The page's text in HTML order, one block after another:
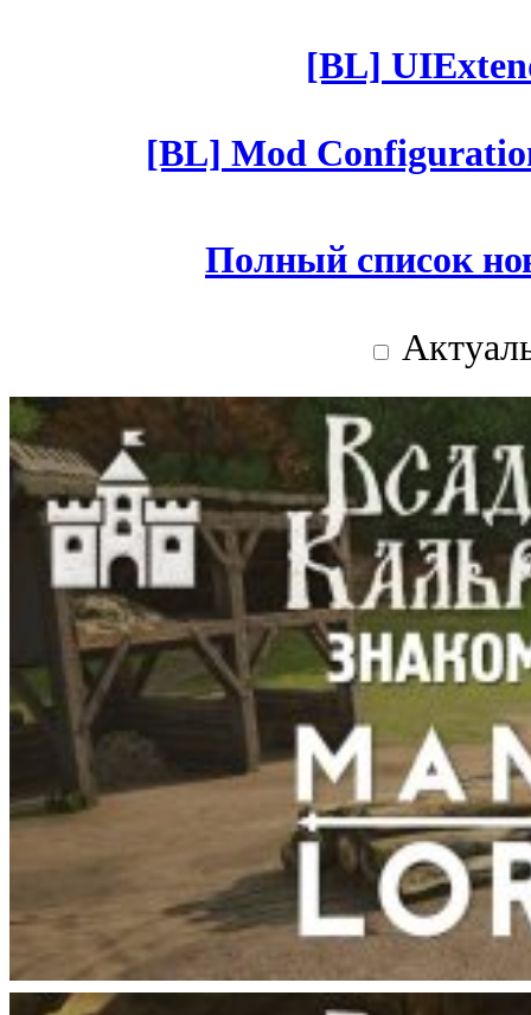
[BL]
[BL] Mod
Полный список